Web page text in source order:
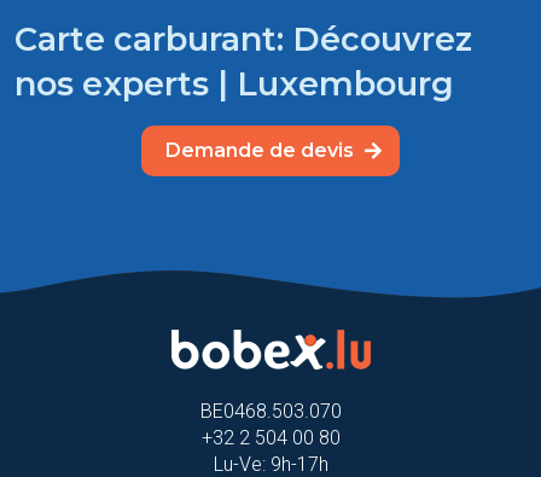
Carte carburant: Découvrez
nos experts | Luxembourg
Demande de devis
BE0468.503.070
+32 2 504 00 80
Lu-Ve: 9h-17h